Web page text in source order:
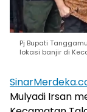
Pj Bupati
lokasi banjir di
Mulyadi Irsan